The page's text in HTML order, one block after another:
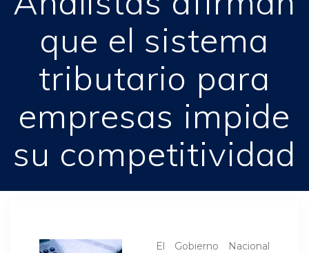
que el sistema
tributario para
empresas impide
su competitividad
El Gobierno Nacional